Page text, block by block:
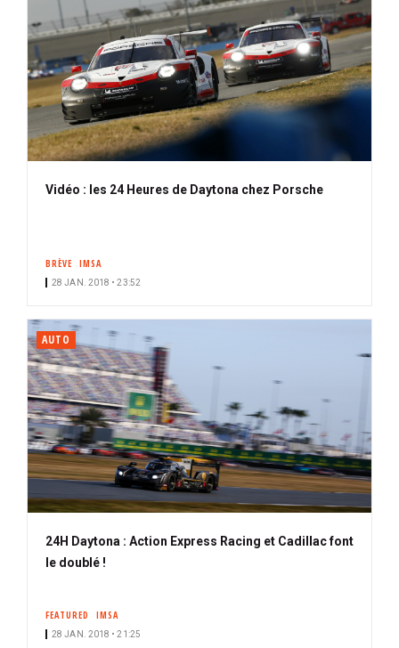
Vidéo : les 24 Heures de Daytona chez Porsche
BRÈVE IMSA
28 JAN. 2018 • 23:52
AUTO
24H Daytona : Action Express Racing et Cadillac font
le doublé !
FEATURED IMSA
28 JAN. 2018 • 21:25